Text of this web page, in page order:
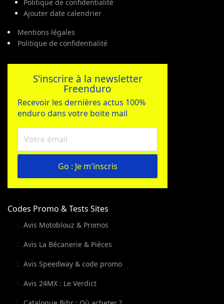
Politique de confidentialité
Ajouter date calendrier
Mentions légales
Politique de confidentialité
S'inscrire à la newsletter
Freenduro
Recevoir les dernières actus 100%
enduro dans votre boite mail
Go : Je m'inscris
Codes Promo & Tests Sites
Avis Motoblouz & Promos
Avis La Bécanerie & Pièces
Avis Speedway & code promo
Avis 24MX : Le Verdict